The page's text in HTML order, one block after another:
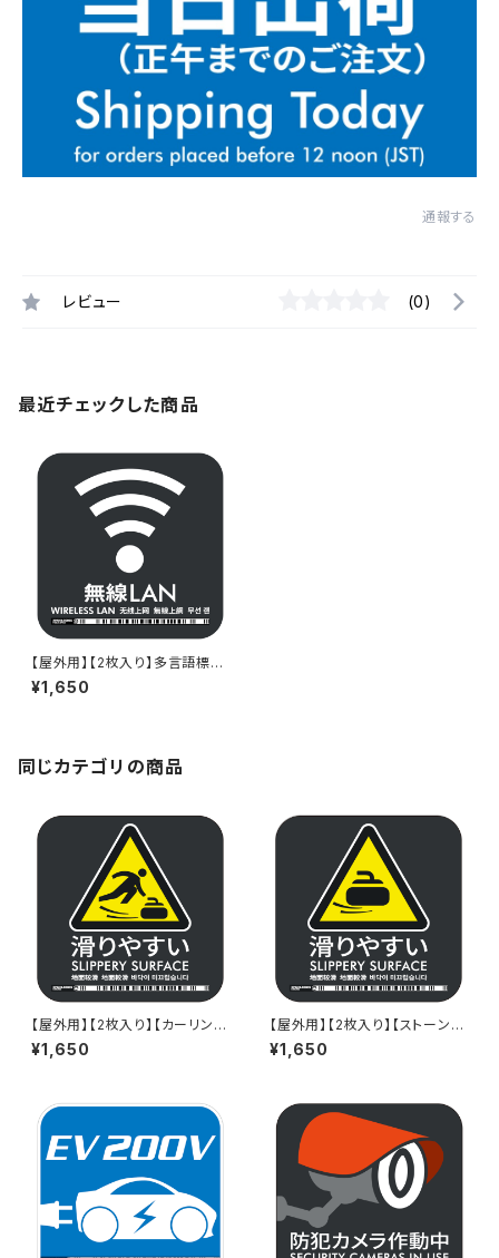
通報する
レビュー (0)
最近チェックした商品
【屋外用】【2枚入り】多言語標識
「無線LAN」- 150x150mm/5言
語/新JIS対応/スマホ連携 駅も
¥1,650
同じカテゴリの商品
【屋外用】【2枚入り】【カーリング
版】多言語標識「滑りやすい（グ
レー）」- 150x150mm/5言語/
ッカー - GDC-20000002117
7
¥1,650
【屋外用】【2枚入り】【ストーン
版】多言語標識「滑りやすい（グ
レー）」- 150x150mm/5言語/
テッカー - GDC-2000000211
65
¥1,650